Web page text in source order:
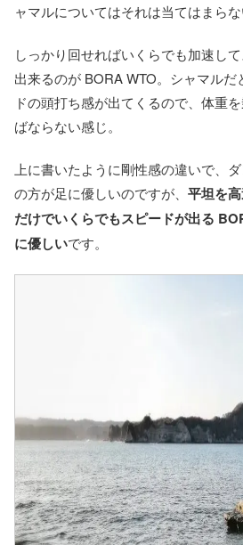
ャマルについてはそれは当てはまらな
しっかり回せればいくらでも加速し
出来るのが BORA WTO。シャマル
ドの頭打ち感が出てくるので、体重
ばならない感じ。
上に書いたように剛性感の違いで、
の方が足に優しいのですが、 平坦を
だけでいくらでもスピードが出る
に優しいです。